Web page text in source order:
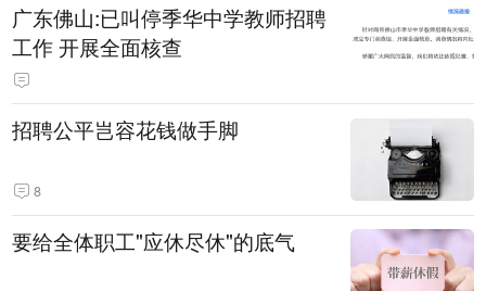
广东佛山:已叫停季华中学教师招聘
工作 开展全面核查
招聘公平岂容花钱做手脚
8
要给全体职工"应休尽休"的底气